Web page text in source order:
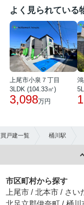
よく見られている
上尾市小泉７丁目
3LDK (104.33㎡)
3,098万円
戸建一覧 桶川駅
市区町村から探す
上尾市 / 北本市 / さい